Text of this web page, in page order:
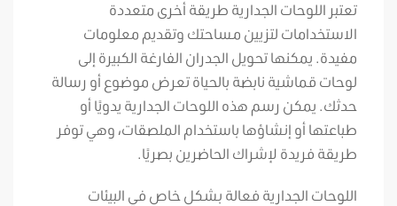
تعتبر اللوحات الجدارية طريقة أخرى متعددة
الاستخدامات لتزيين مساحتك وتقديم معلومات
مفيدة. يمكنها تحويل الجدران الفارغة الكبيرة إلى
لوحات قماشية نابضة بالحياة تعرض موضوع أو رسالة
حدثك. يمكن رسم هذه اللوحات الجدارية يدويًا أو
طباعتها أو إنشاؤها باستخدام الملصقات، وهي توفر
طريقة فريدة لإشراك الحاضرين بصريًا.
اللوحات الجدارية فعالة بشكل خاص في البيئات